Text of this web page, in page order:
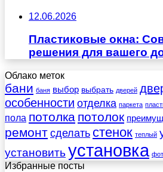
12.06.2026
Пластиковые окна:
решения для вашего
Облако меток
бани баня выбор выбрать дверей
особенности отделка паркета
пола потолка потолок
ремонт сделать стенок теплый
установить установка
Избранные посты